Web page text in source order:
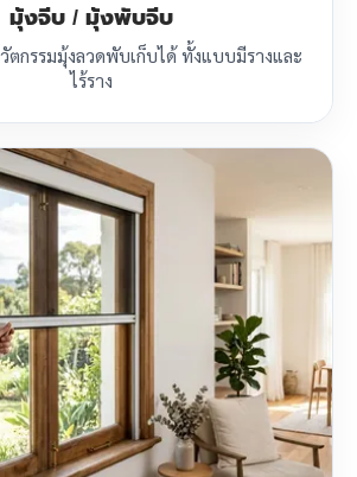
มุ้งจีบ / มุ้งพับจีบ
ตกรรมมุ้งลวดพับเก็บได้ ทั้งแบบมีรางและ
ไร้ราง